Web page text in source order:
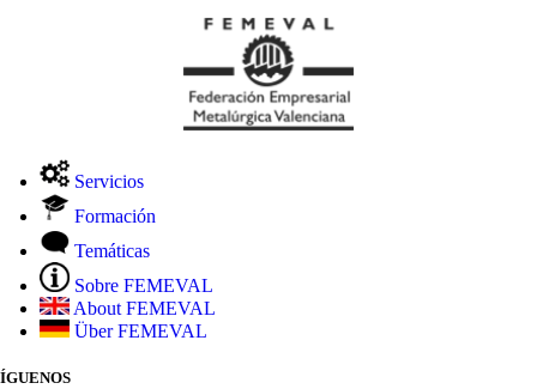
Servicios
Formación
Temáticas
Sobre FEMEVAL
About FEMEVAL
Über FEMEVAL